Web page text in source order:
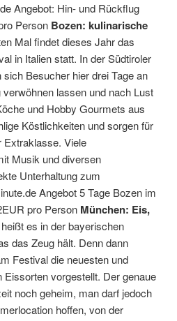
Angebot: Hin- und Rückflug
Person Bozen: kulinarische
Mal findet dieses Jahr das
in Italien statt. In der Südtiroler
Besucher hier drei Tage an
lassen und nach Lust
und Hobby Gourmets aus
Köstlichkeiten und sorgen für
Extraklasse. Viele
Musik und diversen
Unterhaltung zum
Angebot 5 Tage Bozen im
pro Person München: Eis,
es in der bayerischen
das Zeug hält. Denn dann
Festival die neuesten und
Eissorten vorgestellt. Der genaue
noch geheim, man darf jedoch
hoffen, von der